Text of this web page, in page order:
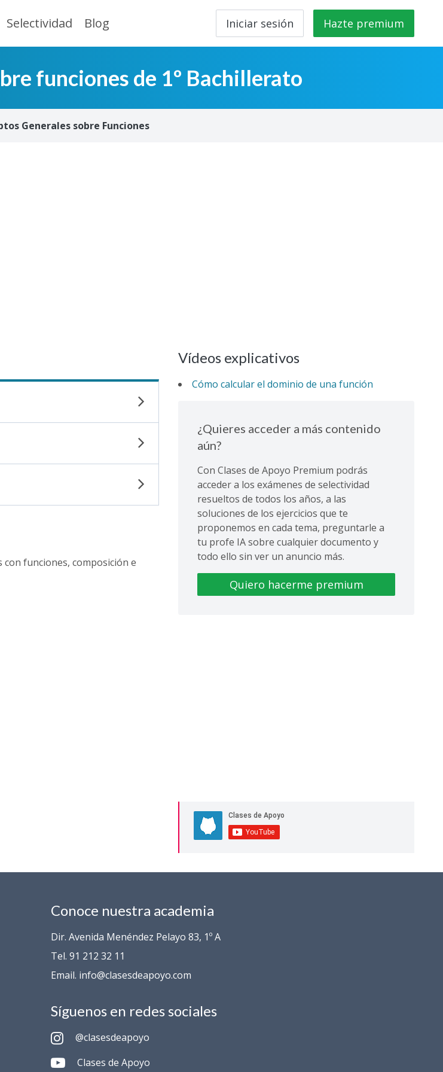
Selectividad Blog Iniciar sesión Hazte premium
funciones de 1º Bachillerato
Generales sobre Funciones
funciones, composición e
Vídeos explicativos
Cómo calcular el dominio de una función
¿Quieres acceder a más contenido
aún?
Con Clases de Apoyo Premium podrás
acceder a los exámenes de selectividad
resueltos de todos los años, a las
soluciones de los ejercicios que te
proponemos en cada tema, preguntarle a
tu profe IA sobre cualquier documento y
todo ello sin ver un anuncio más.
Quiero hacerme premium
Conoce nuestra academia
Dir. Avenida Menéndez Pelayo 83, 1º A
Tel. 91 212 32 11
Email. info@clasesdeapoyo.com
Síguenos en redes sociales
@clasesdeapoyo
Clases de Apoyo